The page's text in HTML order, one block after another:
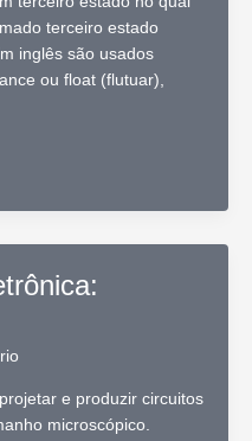
terceiro estado
inglês são usados
ou float (flutuar),
e produzir circuitos
microscópico.